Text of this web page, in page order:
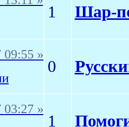
1 Шар-
09:55 »
0
03:27 »
1